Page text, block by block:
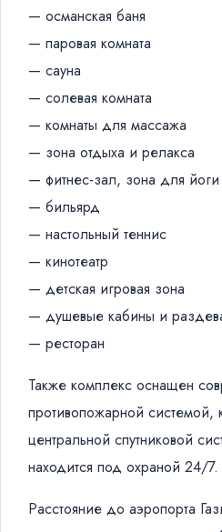
— османская баня
— паровая комната
— сауна
— солевая комната
— комнаты для массажа
— зона отдыха и релакса
— фитнес-зал, зона для
— бильярд
— настольный теннис
— кинотеатр
— детская игровая зона
— душевые кабины и
— ресторан
Также комплекс оснащен
противопожарной
центральной спутниковой
находится под охраной 24/7.
Расстояние до аэропорта